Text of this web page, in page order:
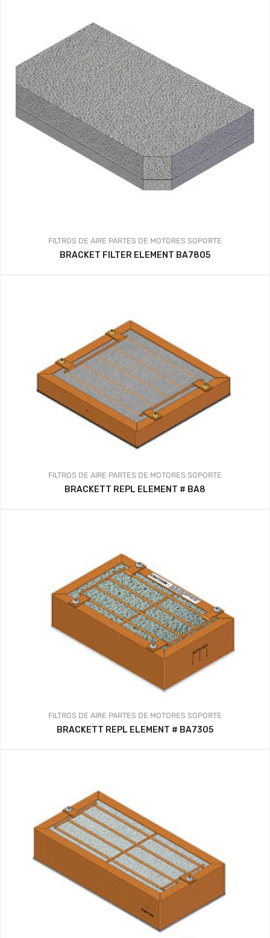
FILTROS DE AIRE PARTES DE MOTORES SOPORTE
BRACKET FILTER ELEMENT BA7805
FILTROS DE AIRE PARTES DE MOTORES SOPORTE
BRACKETT REPL ELEMENT # BA8
FILTROS DE AIRE PARTES DE MOTORES SOPORTE
BRACKETT REPL ELEMENT # BA7305